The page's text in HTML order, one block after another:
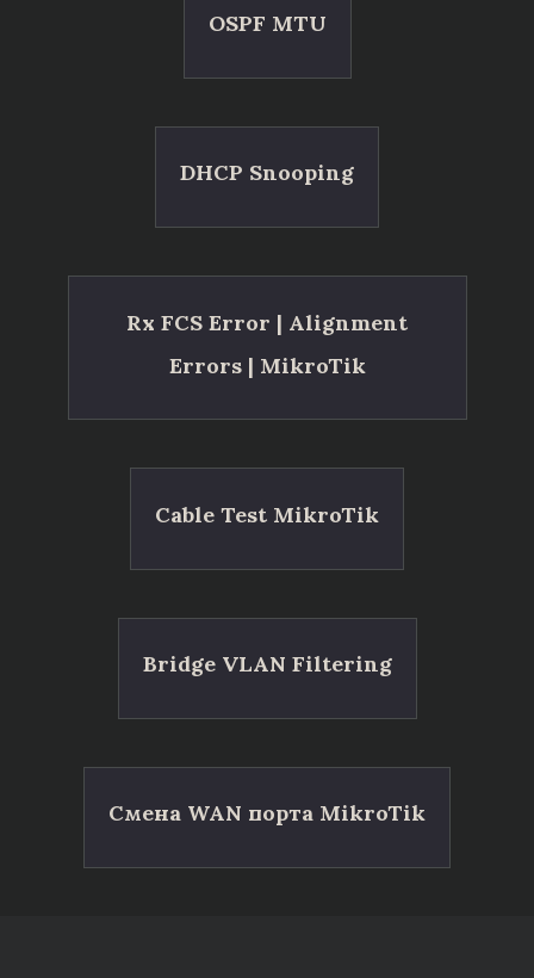
OSPF MTU
DHCP Snooping
Rx FCS Error | Alignment
Errors | MikroTik
Cable Test MikroTik
Bridge VLAN Filtering
Смена WAN порта MikroTik